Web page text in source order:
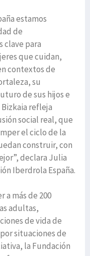
estamos
de
clave para
que cuidan,
contextos de
su
de sus hijos e
refleja
social real, que
el ciclo de la
construir, con
declara Julia
Iberdrola España.
a más de 200
adultas,
de vida de
situaciones de
la Fundación